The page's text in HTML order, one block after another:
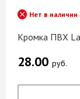
Кромка ПВХ
Нет в наличии
28.00 руб.